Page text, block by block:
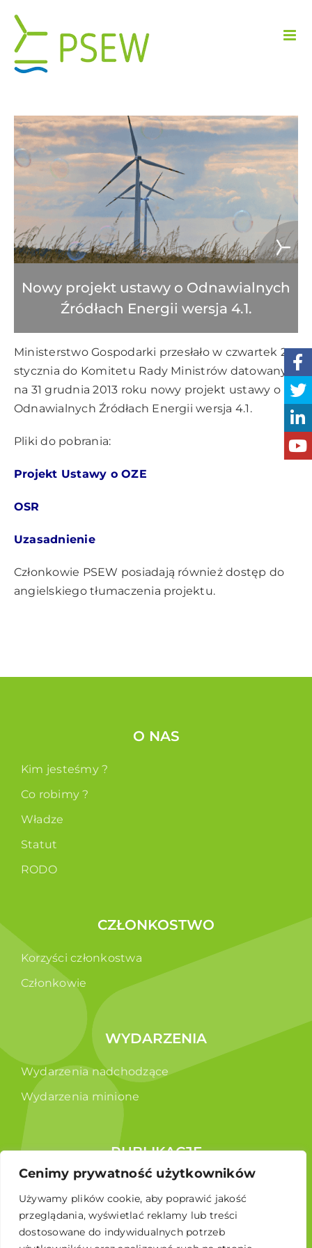
Cenimy prywatność użytkowników
Używamy plików cookie, aby poprawić jakość
przeglądania, wyświetlać reklamy lub treści
dostosowane do indywidualnych potrzeb
zawartości
Nowy projekt ustawy o Odnawialnych
Źródłach Energii wersja 4.1.
Ministerstwo Gospodarki przesłało w czwartek 2
stycznia do Komitetu Rady Ministrów datowany
na 31 grudnia 2013 roku nowy projekt ustawy o
Odnawialnych Źródłach Energii wersja 4.1.
Pliki do pobrania:
Projekt Ustawy o OZE
OSR
Uzasadnienie
Członkowie PSEW posiadają również dostęp do
angielskiego tłumaczenia projektu.
O NAS
Kim jesteśmy ?
Co robimy ?
Władze
Statut
RODO
CZŁONKOSTWO
Korzyści członkostwa
Członkowie
WYDARZENIA
Wydarzenia nadchodzące
Wydarzenia minione
PUBLIKACJE
Raporty
Broszura edukacyjna